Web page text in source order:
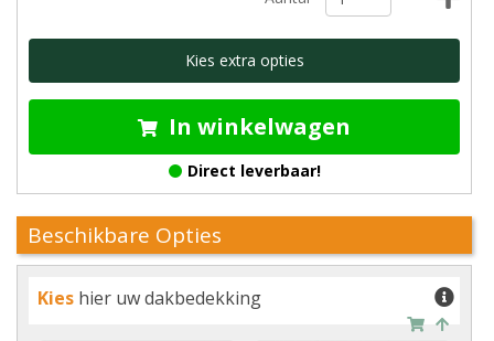
Kies extra opties
In winkelwagen
Direct leverbaar!
Beschikbare Opties
Kies hier uw dakbedekking